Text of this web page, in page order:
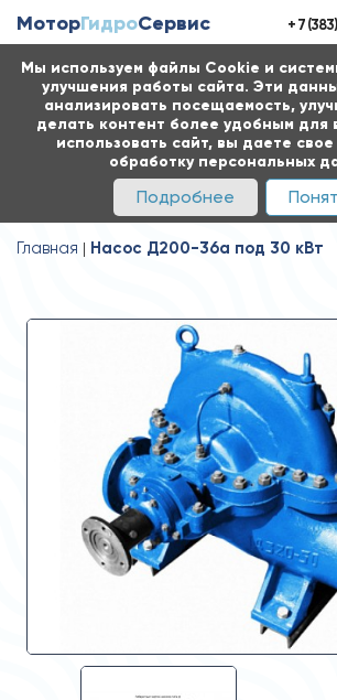
Мы используем файлы Cookie и
улучшения работы сайта. Эти
анализировать посещаемость,
делать контент более удобным для
использовать сайт, вы даете
обработку персональных
Подробнее
МоторГидроСервис + 7
Главная Насос Д200-36а под 30 кВт